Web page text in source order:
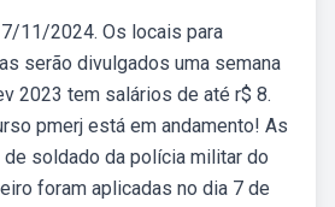
11/2024. Os locais para
serão divulgados uma semana
2023 tem salários de até r$ 8.
pmerj está em andamento! As
soldado da polícia militar do
foram aplicadas no dia 7 de